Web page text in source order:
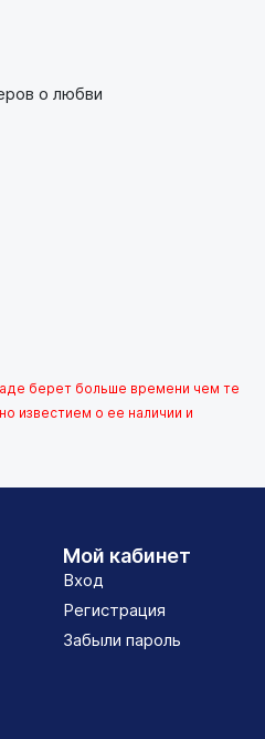
о любви
берет больше времени чем те
известием о ее наличии и
Мой кабинет
Вход
Регистрация
Забыли пароль